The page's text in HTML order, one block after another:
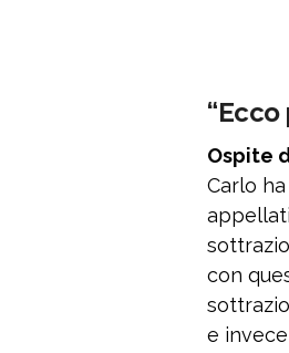
Ospite
Carlo
con
e invece